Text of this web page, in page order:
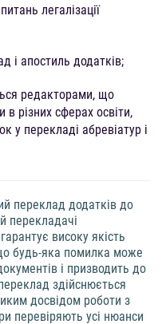
легалізації
і апостиль додатків;
редакторами, що
різних сферах освіти,
у перекладі абревіатур і
переклад додатків до
перекладачі
високу якість
будь-яка помилка може
і призводить до
здійснюється
досвідом роботи з
перевіряють усі нюанси